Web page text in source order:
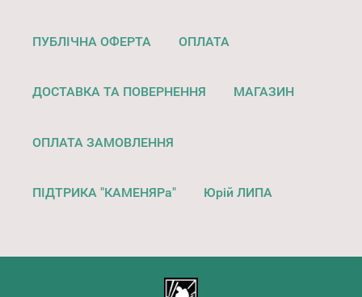
ПУБЛІЧНА ОФЕРТА ОПЛАТА
ДОСТАВКА ТА ПОВЕРНЕННЯ МАГАЗИН
ОПЛАТА ЗАМОВЛЕННЯ
ПІДТРИКА "КАМЕНЯРа" Юрій ЛИПА